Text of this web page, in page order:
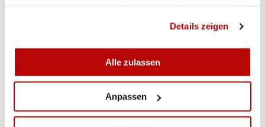
Details zeigen
Alle zulassen
Anpassen